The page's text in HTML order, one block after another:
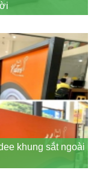
khung sắt ngoài